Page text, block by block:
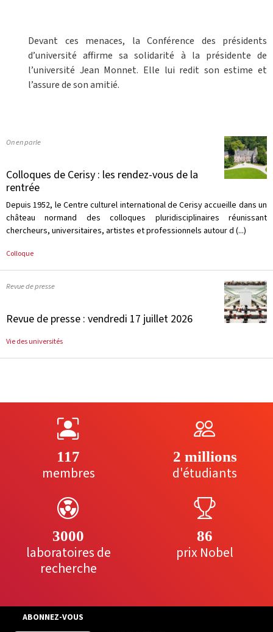
Devant ces menaces, la Conférence des présidents
d’université affirme sa solidarité à la présidente de
l’université Jean Monnet. Elle lui redit son estime et
l’assure de son amitié.
On en parle
Colloques de Cerisy : les rendez-vous de la
rentrée
Depuis 1952, le Centre culturel international de Cerisy accueille dans un
château normand des colloques pluridisciplinaires réunissant
chercheurs, universitaires, artistes et professionnels autour d (...)
Colloque
Revue de presse
Revue de presse : vendredi 17 juillet 2026
Vie des universités
117
membres
2 millions
d'étudiants
3000
laboratoires de
recherche
86
prix Nobel
ABONNEZ-VOUS